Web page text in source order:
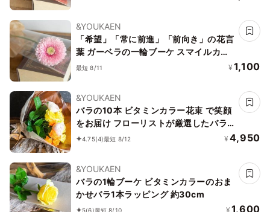
&YOUKAEN
「希望」「常に前進」「前向き」の花言
葉 ガーベラの一輪ブーケ スマイルカラ
ーのおまかせガーベラ1本ラッピング 約
最短 8/11 ¥ 1,100
&YOUKAEN
バラの10本 ビタミンカラー花束 で笑顔
をお届け フローリストが厳選したバラ
をお届け
4.75(4)最短 8/12 ¥ 4,950
&YOUKAEN
バラの1輪ブーケ ビタミンカラーのおま
かせバラ1本ラッピング 約30cm
5(6)最短 8/10 ¥ 1,600